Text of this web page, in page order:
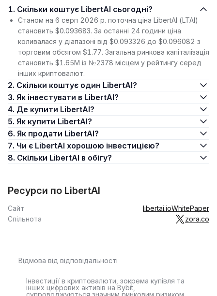
1. Скільки коштує LibertAI сьогодні?
Станом на 6 серп 2026 р. поточна ціна LibertAI (LTAI)
становить $0.093683. За останні 24 години ціна
коливалася у діапазоні від $0.093326 до $0.096082 з
торговим обсягом $1.77. Загальна ринкова капіталізація
становить $1.65M із №2378 місцем у рейтингу серед
інших криптовалют.
2. Скільки коштує один LibertAI?
3. Як інвестувати в LibertAI?
4. Де купити LibertAI?
5. Як купити LibertAI?
6. Як продати LibertAI?
7. Чи є LibertAI хорошою інвестицією?
8. Скільки LibertAI в обігу?
Ресурси по LibertAI
Сайт libertai.ioWhitePaper
Спільнота
zora.co
Відмова від відповідальності
Інвестиції в криптовалюти, зокрема купівля та
інших цифрових активів на Bybit,
супроводжуються значним ринковим ризиком.